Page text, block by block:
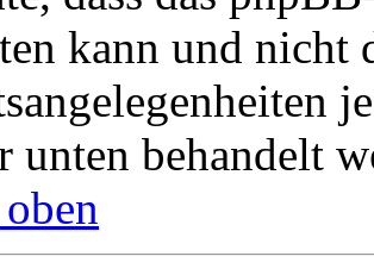
kann und nicht
unten behandelt